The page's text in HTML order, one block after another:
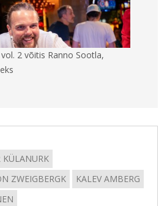
2 võitis Ranno Sootla,
KÜLANURK
ZWEIGBERGK
KALEV AMBERG